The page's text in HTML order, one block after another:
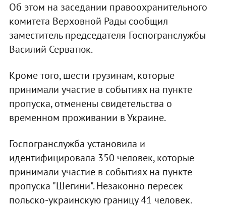
Об этом на заседании правоохранительного
комитета Верховной Рады сообщил
заместитель председателя Госпогранслужбы
Василий Серватюк.
Кроме того, шести грузинам, которые
принимали участие в событиях на пункте
пропуска, отменены свидетельства о
временном проживании в Украине.
Госпогранслужба установила и
идентифицировала 350 человек, которые
принимали участие в событиях на пункте
пропуска "Шегини". Незаконно пересек
польско-украинскую границу 41 человек.